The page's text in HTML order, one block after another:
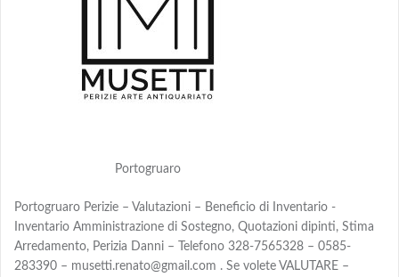
Portogruaro
Portogruaro Perizie – Valutazioni – Beneficio di Inventario -
Inventario Amministrazione di Sostegno, Quotazioni dipinti, Stima
Arredamento, Perizia Danni – Telefono 328-7565328 – 0585-
283390 – musetti.renato@gmail.com . Se volete VALUTARE –